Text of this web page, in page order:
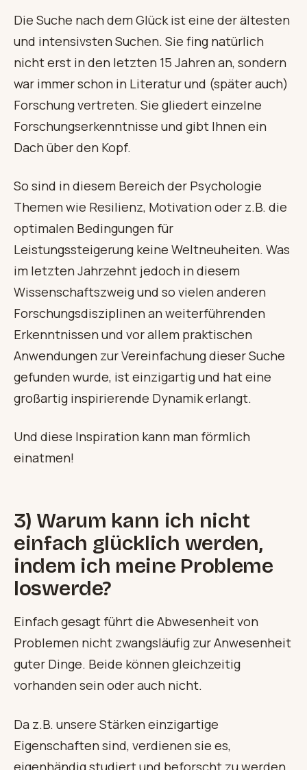
Die Suche nach dem Glück ist eine der ältesten
und intensivsten Suchen. Sie fing natürlich
nicht erst in den letzten 15 Jahren an, sondern
war immer schon in Literatur und (später auch)
Forschung vertreten. Sie gliedert einzelne
Forschungserkenntnisse und gibt Ihnen ein
Dach über den Kopf.
So sind in diesem Bereich der Psychologie
Themen wie Resilienz, Motivation oder z.B. die
optimalen Bedingungen für
Leistungssteigerung keine Weltneuheiten. Was
im letzten Jahrzehnt jedoch in diesem
Wissenschaftszweig und so vielen anderen
Forschungsdisziplinen an weiterführenden
Erkenntnissen und vor allem praktischen
Anwendungen zur Vereinfachung dieser Suche
gefunden wurde, ist einzigartig und hat eine
großartig inspirierende Dynamik erlangt.
Und diese Inspiration kann man förmlich
einatmen!
3) Warum kann ich nicht
einfach glücklich werden,
indem ich meine Probleme
loswerde?
Einfach gesagt führt die Abwesenheit von
Problemen nicht zwangsläufig zur Anwesenheit
guter Dinge. Beide können gleichzeitig
vorhanden sein oder auch nicht.
Da z.B. unsere Stärken einzigartige
Eigenschaften sind, verdienen sie es,
eigenhändig studiert und beforscht zu werden.